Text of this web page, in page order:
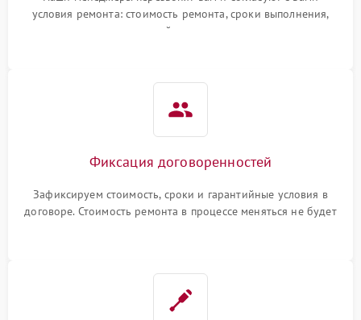
условия ремонта: стоимость ремонта, сроки выполнения,
гарантийные условия
Фиксация договоренностей
Зафиксируем стоимость, сроки и гарантийные условия в
договоре. Стоимость ремонта в процессе меняться не будет